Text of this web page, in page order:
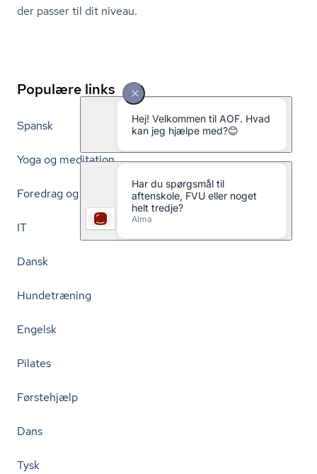
der passer til dit niveau.
Populære links
Spansk
Yoga og meditation
Foredrag og debat
IT
Dansk
Hundetræning
Engelsk
Pilates
Førstehjælp
Dans
Tysk